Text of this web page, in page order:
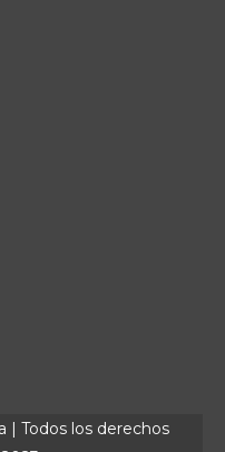
Todos los derechos